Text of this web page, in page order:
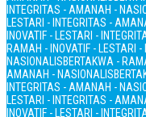
INTEGRITAS - AMANAH -
LESTARI - INTEGRITAS -
INOVATIF - LESTARI -
RAMAH - INOVATIF - LESTARI
NASIONALISBERTAKWA -
AMANAH - NASIONALIS
INTEGRITAS - AMANAH -
LESTARI - INTEGRITAS -
INOVATIF - LESTARI -